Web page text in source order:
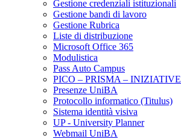
Gestione credenziali istituzionali
Gestione bandi di lavoro
Gestione Rubrica
Liste di distribuzione
Microsoft Office 365
Modulistica
Pass Auto Campus
PICO – PRISMA – INIZIATIVE
Presenze UniBA
Protocollo informatico (Titulus)
Sistema identità visiva
UP - University Planner
Webmail UniBA